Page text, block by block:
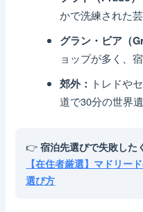
かで洗練された芸
グラン・ビア（
ョップが多く、
郊外： トレドや
道で30分の世界遺
👉宿泊先選びで失敗した
【在住者厳選】マドリー
選び方